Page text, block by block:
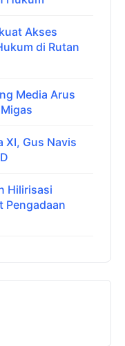
Akses
di Rutan
Media Arus
XI, Gus Navis
Hilirisasi
Pengadaan